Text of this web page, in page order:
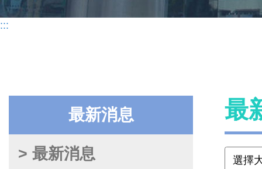
:::
最新消息
> 最新消息
最